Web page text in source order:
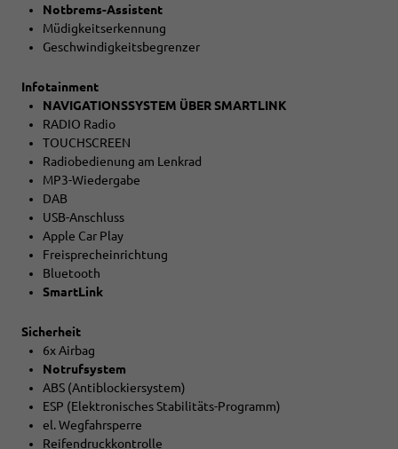
Notbrems-Assistent
Müdigkeitserkennung
Geschwindigkeitsbegrenzer
Infotainment
NAVIGATIONSSYSTEM ÜBER SMARTLINK
RADIO Radio
TOUCHSCREEN
Radiobedienung am Lenkrad
MP3-Wiedergabe
DAB
USB-Anschluss
Apple Car Play
Freisprecheinrichtung
Bluetooth
SmartLink
Sicherheit
6x Airbag
Notrufsystem
ABS (Antiblockiersystem)
ESP (Elektronisches Stabilitäts-Programm)
el. Wegfahrsperre
Reifendruckkontrolle